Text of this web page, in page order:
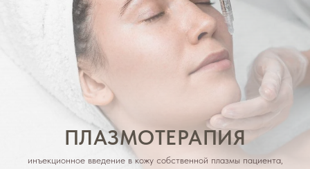
ПЛАЗМОТЕРАПИЯ
инъекционное введение в кожу собственной плазмы пациента,